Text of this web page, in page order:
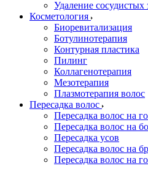
Удаление сосудистых
Косметология
Биоревитализация
Ботулинотерапия
Контурная пластика
Пилинг
Коллагенотерапия
Мезотерапия
Плазмотерапия волос
Пересадка волос
Пересадка волос на
Пересадка волос на
Пересадка усов
Пересадка волос на
Пересадка волос на